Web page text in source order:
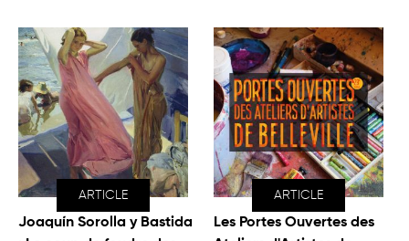
ARTICLE
Joaquín Sorolla y Bastida
ARTICLE
Les Portes Ouvertes des